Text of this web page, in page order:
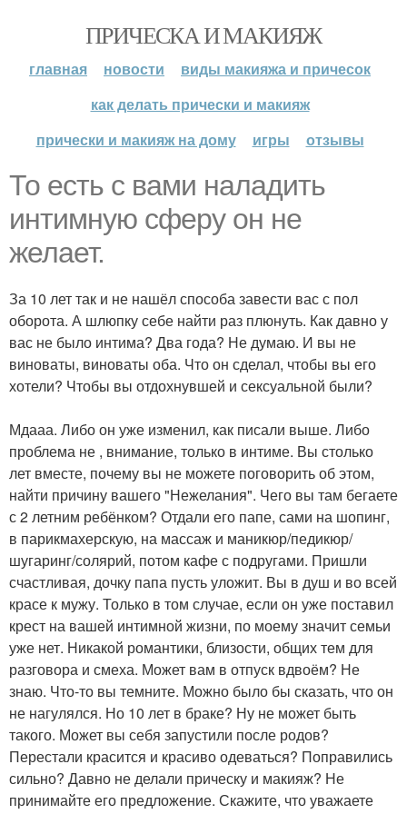
ПРИЧЕСКА И МАКИЯЖ
главная новости
виды макияжа и причесок
как делать прически и макияж
прически и макияж на дому
игры отзывы
То есть с вами наладить
интимную сферу он не
желает.
За 10 лет так и не нашёл способа завести вас с пол
оборота. А шлюпку себе найти раз плюнуть. Как давно у
вас не было интима? Два года? Не думаю. И вы не
виноваты, виноваты оба. Что он сделал, чтобы вы его
хотели? Чтобы вы отдохнувшей и сексуальной были?
Мдааа. Либо он уже изменил, как писали выше. Либо
проблема не , внимание, только в интиме. Вы столько
лет вместе, почему вы не можете поговорить об этом,
найти причину вашего "Нежелания". Чего вы там бегаете
с 2 летним ребёнком? Отдали его папе, сами на шопинг,
в парикмахерскую, на массаж и маникюр/педикюр/
шугаринг/солярий, потом кафе с подругами. Пришли
счастливая, дочку папа пусть уложит. Вы в душ и во всей
красе к мужу. Только в том случае, если он уже поставил
крест на вашей интимной жизни, по моему значит семьи
уже нет. Никакой романтики, близости, общих тем для
разговора и смеха. Может вам в отпуск вдвоём? Не
знаю. Что-то вы темните. Можно было бы сказать, что он
не нагулялся. Но 10 лет в браке? Ну не может быть
такого. Может вы себя запустили после родов?
Перестали красится и красиво одеваться? Поправились
сильно? Давно не делали прическу и макияж? Не
принимайте его предложение. Скажите, что уважаете